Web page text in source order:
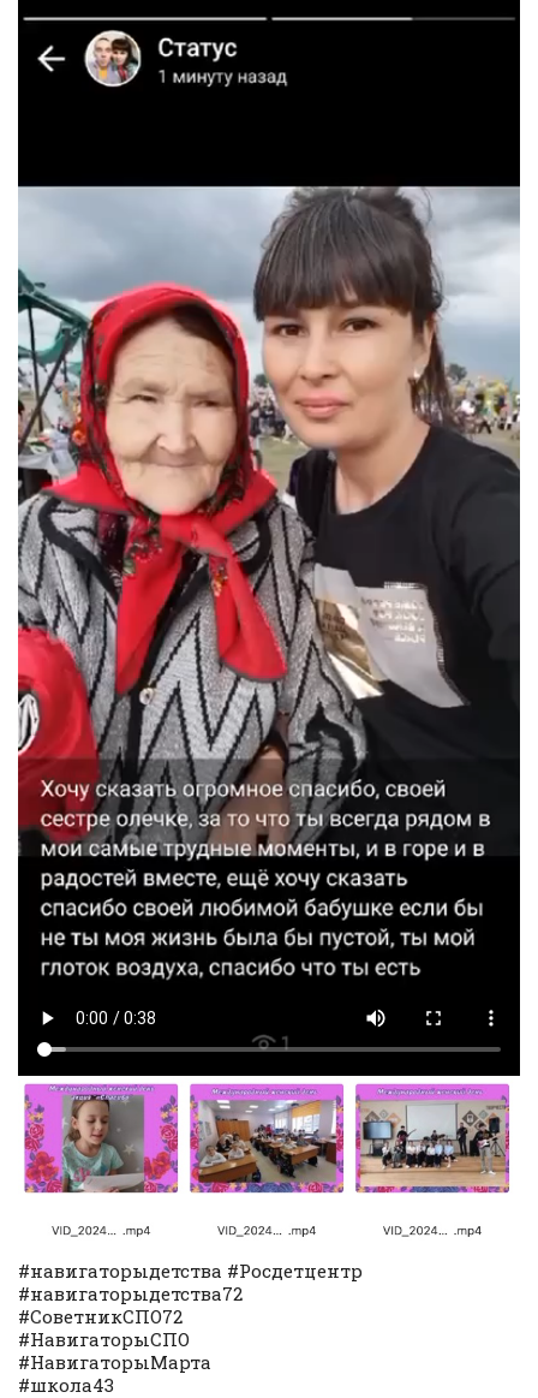
#навигаторыдетства #Росдетцентр
#навигаторыдетства72
#СоветникСПО72
#НавигаторыСПО
#НавигаторыМарта
#школа43